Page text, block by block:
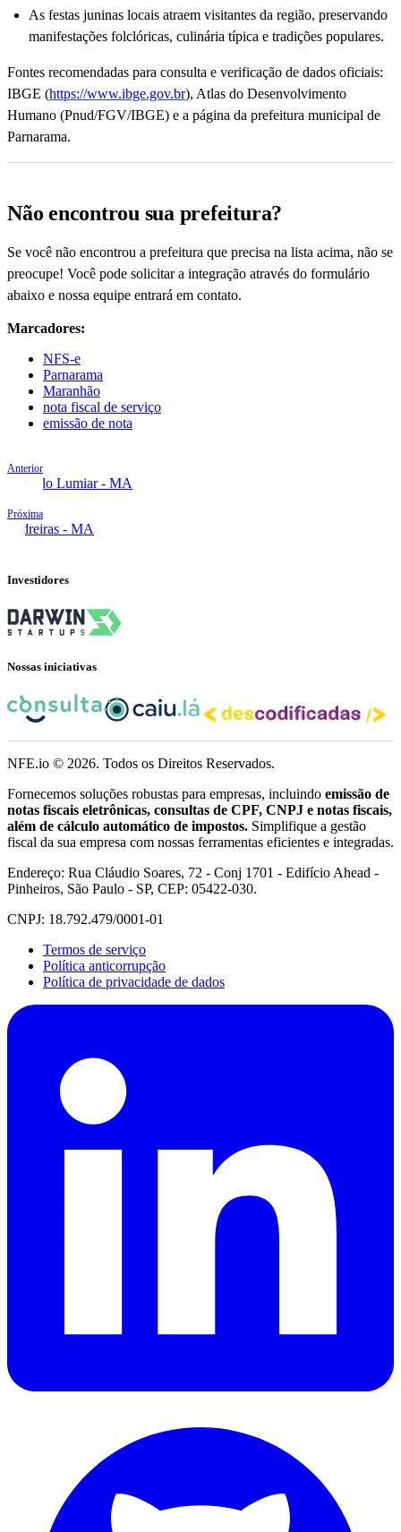
As festas juninas locais atraem visitantes da região, preservando
manifestações folclóricas, culinária típica e tradições populares.
Fontes recomendadas para consulta e verificação de dados oficiais:
IBGE (https://www.ibge.gov.br), Atlas do Desenvolvimento
Humano (Pnud/FGV/IBGE) e a página da prefeitura municipal de
Parnarama.
Não encontrou sua prefeitura?
Se você não encontrou a prefeitura que precisa na lista acima, não se
preocupe! Você pode solicitar a integração através do formulário
abaixo e nossa equipe entrará em contato.
Marcadores:
NFS-e
Parnarama
Maranhão
nota fiscal de serviço
emissão de nota
Anterior
Paço do Lumiar - MA
Próxima
Pedreiras - MA
Investidores
Nossas iniciativas
NFE.io © 2026. Todos os Direitos Reservados.
Fornecemos soluções robustas para empresas, incluindo emissão de
notas fiscais eletrônicas, consultas de CPF, CNPJ e notas fiscais,
além de cálculo automático de impostos. Simplifique a gestão
fiscal da sua empresa com nossas ferramentas eficientes e integradas.
Endereço: Rua Cláudio Soares, 72 - Conj 1701 - Edifício Ahead -
Pinheiros, São Paulo - SP, CEP: 05422-030.
CNPJ: 18.792.479/0001-01
Termos de serviço
Política anticorrupção
Política de privacidade de dados